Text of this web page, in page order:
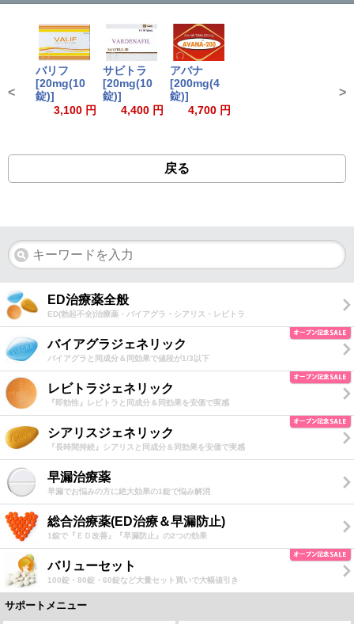
バリフ
[20mg(10
錠)]
3,100 円
サビトラ
[20mg(10
錠)]
4,400 円
アバナ
[200mg(4
錠)]
4,700 円
< >
戻る
ED治療薬全般
ED(勃起不全)治療薬・バイアグラ・シアリス・レビトラ
バイアグラジェネリック
バイアグラと同成分＆同効果で値段が1/3以下
レビトラジェネリック
『即効性』レビトラと同成分＆同効果を安価で実感
シアリスジェネリック
『長時間持続』シアリスと同成分＆同効果を安価で実感
早漏治療薬
早漏でお悩みの方に絶大効果の1錠で悩み解消
総合治療薬(ED治療＆早漏防止)
1錠で『ＥＤ改善』『早漏防止』の2つの効果
バリューセット
100錠・80錠・60錠など大量セット買いで大幅値引き
サポートメニュー